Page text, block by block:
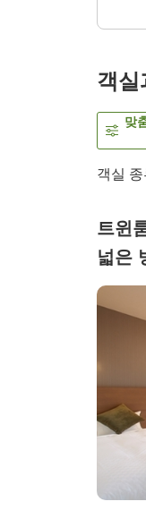
객실
맞
객실 종
트윈
넓은